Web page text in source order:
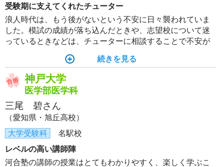
受験期に支えてくれたチューター
浪人時代は、もう後がないという不安に日々襲われていま
した。模試の成績が落ち込んだときや、志望校について迷
っているときなどは、チューターに相談することで不安が
た。私の志望校合格にチューターの存在はかかせません。
続きを見る
神戸大学
医学部医学科
三尾 碧さん
（愛知県・旭丘高校）
大学受験科
名駅校
レベルの高い講師陣
河合塾の講師の授業はとてもわかりやすく、楽しく学ぶこ